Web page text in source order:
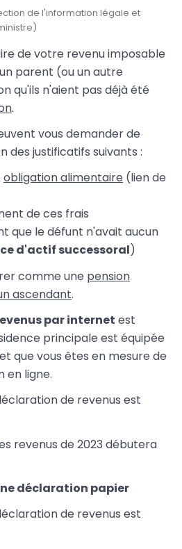
de l'information légale et
de votre revenu imposable
parent (ou un autre
qu'ils n'aient pas déjà été
.
vous demander de
des justificatifs suivants :
obligation alimentaire (lien de
de ces frais
que le défunt n'avait aucun
d'actif successoral)
comme une pension
ascendant.
par internet est
principale est équipée
que vous êtes en mesure de
en ligne.
de revenus est
revenus de 2023 débutera
déclaration papier
de revenus est